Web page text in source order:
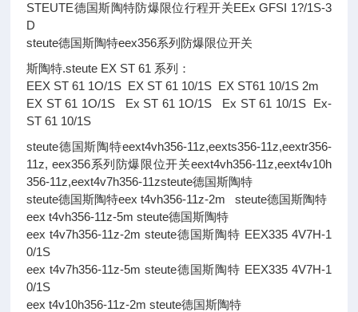
STEUTE德国斯陶特防爆限位行程开关EEx GFSI 1?/1S-3
D
steute德国斯陶特eex356系列防爆限位开关
斯陶特.steute EX ST 61 系列：
EEX ST 61 1O/1S EX ST 61 10/1S EX ST61 10/1S 2m
EX ST 61 1O/1S Ex ST 61 1O/1S Ex ST 61 10/1S Ex-
ST 61 10/1S
steute德国斯陶特eext4vh356-11z,eexts356-11z,eextr356-
11z, eex356系列防爆限位开关eext4vh356-11z,eext4v10h
356-11z,eext4v7h356-11zsteute德国斯陶特
steute德国斯陶特eex t4vh356-11z-2m steute德国斯陶特
eex t4vh356-11z-5m steute德国斯陶特
eex t4v7h356-11z-2m steute德国斯陶特 EEX335 4V7H-1
0/1S
eex t4v7h356-11z-5m steute德国斯陶特 EEX335 4V7H-1
0/1S
eex t4v10h356-11z-2m steute德国斯陶特